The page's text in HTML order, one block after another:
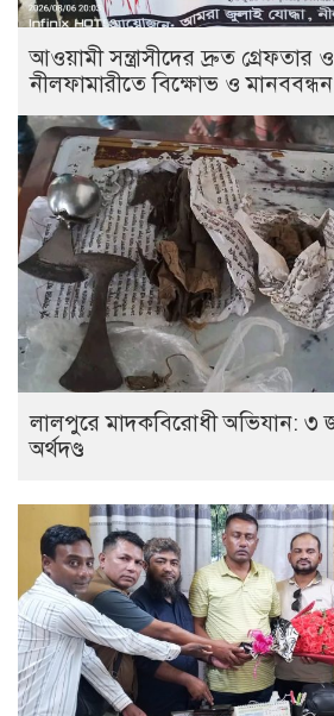
আওয়ামী সন্ত্রাসীদের দ্রুত গ্রেফতার
নীলফামারীতে বিক্ষোভ ও মানববন্ধন
লালপুরে মাদকবিরোধী অভিযান: ৩
অর্থদণ্ড